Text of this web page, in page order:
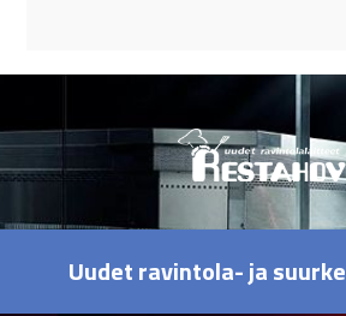
Uudet ravintola- ja